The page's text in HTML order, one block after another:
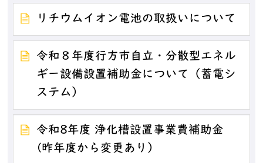
リチウムイオン電池の取扱いについて
令和８年度行方市自立・分散型エネル
ギー設備設置補助金について（蓄電シ
ステム）
令和8年度 浄化槽設置事業費補助金
(昨年度から変更あり）